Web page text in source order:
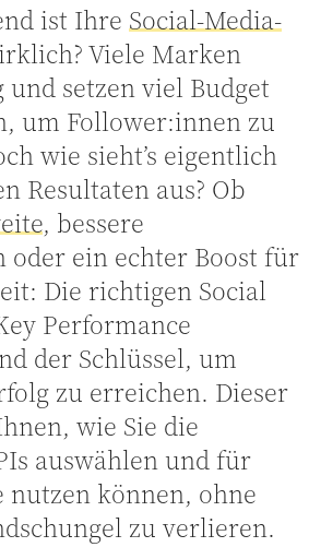
ist Ihre Social-Media-
Viele Marken
setzen viel Budget
um Follower:innen zu
wie sieht’s eigentlich
Resultaten aus? Ob
, bessere
ein echter Boost für
Die richtigen Social
Performance
der Schlüssel, um
zu erreichen. Dieser
wie Sie die
auswählen und für
nutzen können, ohne
zu verlieren.